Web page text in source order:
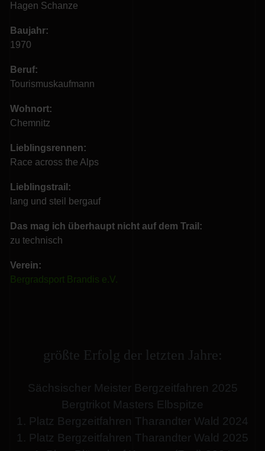
Hagen Schanze
Baujahr:
1970
Beruf:
Tourismuskaufmann
Wohnort:
Chemnitz
Lieblingsrennen:
Race across the Alps
Lieblingstrail:
lang und steil bergauf
Das mag ich überhaupt nicht auf dem Trail:
zu technisch
Verein:
Bergradsport Brandis e.V.
größte Erfolg der letzten Jahre:
Sächsischer Meister Bergzeitfahren 2025
Bergtrikot Masters Elbspitze
1. Platz Bergzeitfahren Tharandter Wald 2024
1. Platz Bergzeitfahren Tharandter Wald 2025